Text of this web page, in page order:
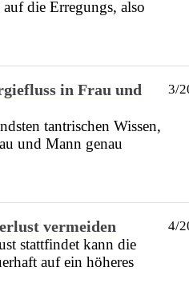
die Erregungs, also
in Frau und
tantrischen Wissen,
und Mann genau
3/
vermeiden
stattfindet kann die
auf ein höheres
4/